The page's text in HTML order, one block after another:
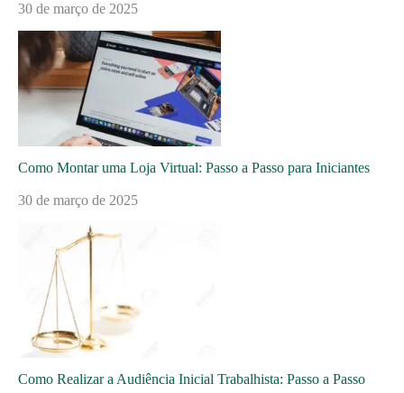
30 de março de 2025
Como Montar uma Loja Virtual: Passo a Passo para Iniciantes
30 de março de 2025
Como Realizar a Audiência Inicial Trabalhista: Passo a Passo